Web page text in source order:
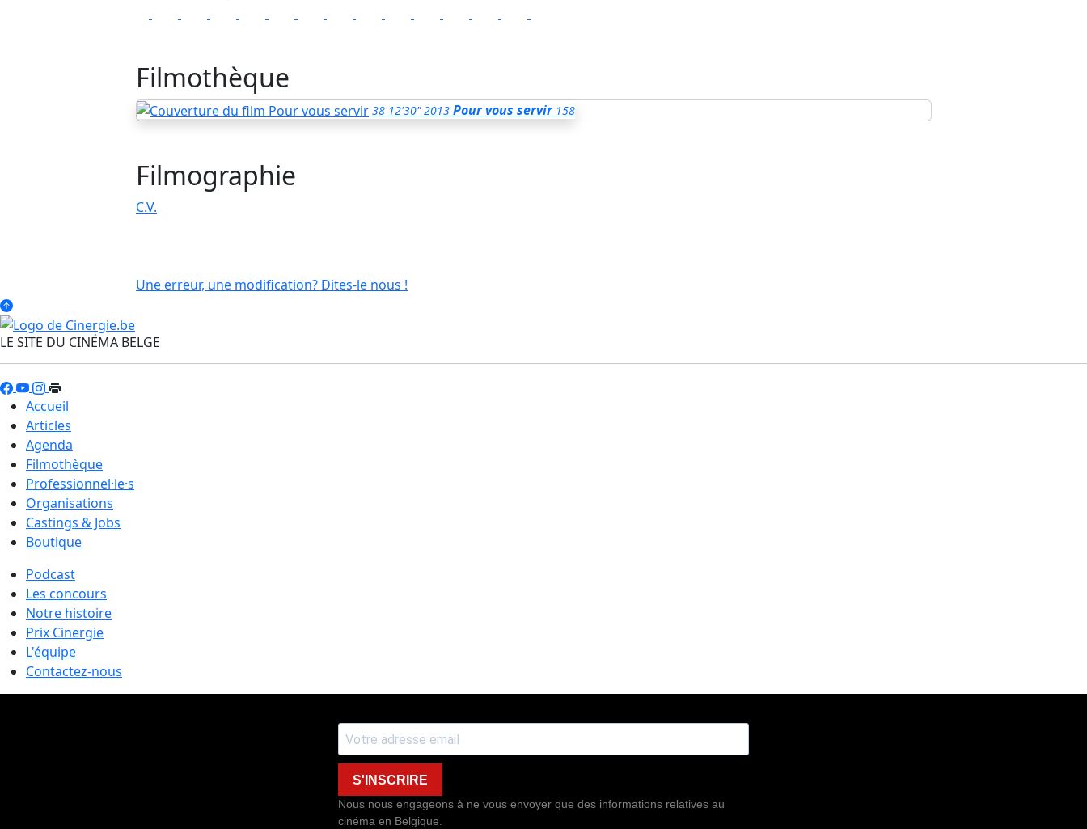
Filmothèque
38 12'30" 2013 Pour vous servir 158
Filmographie
C.V.
Une erreur, une modification? Dites-le nous !
LE SITE DU CINÉMA BELGE
Accueil
Articles
Agenda
Filmothèque
Professionnel·le·s
Organisations
Castings & Jobs
Boutique
Podcast
Les concours
Notre histoire
Prix Cinergie
L'équipe
Contactez-nous
S'INSCRIRE
Nous nous engageons à ne vous envoyer que des informations relatives au
cinéma en Belgique.